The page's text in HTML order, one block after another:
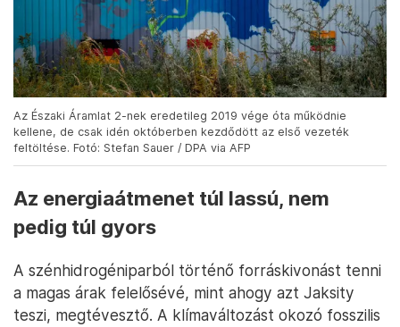
Az Északi Áramlat 2-nek eredetileg 2019 vége óta működnie
kellene, de csak idén októberben kezdődött az első vezeték
feltöltése. Fotó: Stefan Sauer / DPA via AFP
Az energiaátmenet túl lassú, nem
pedig túl gyors
A szénhidrogéniparból történő forráskivonást tenni
a magas árak felelősévé, mint ahogy azt Jaksity
teszi, megtévesztő. A klímaváltozást okozó fosszilis